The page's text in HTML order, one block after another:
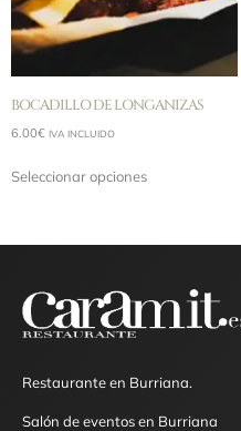
BOCADILLO DE LONGANIZAS
6.00€ IVA INCLUIDO
Seleccionar opciones
Restaurante en Burriana.
Salón de eventos en Burriana